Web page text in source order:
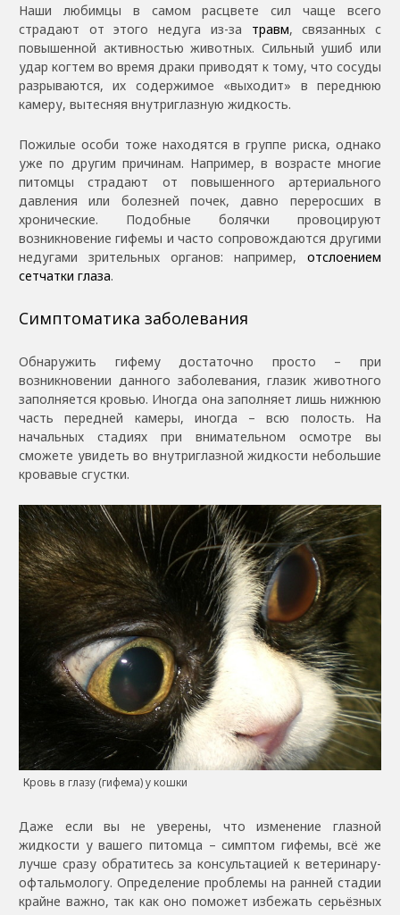
Наши любимцы в самом расцвете сил чаще всего
страдают от этого недуга из-за травм, связанных с
повышенной активностью животных. Сильный ушиб или
удар когтем во время драки приводят к тому, что сосуды
разрываются, их содержимое «выходит» в переднюю
камеру, вытесняя внутриглазную жидкость.
Пожилые особи тоже находятся в группе риска, однако
уже по другим причинам. Например, в возрасте многие
питомцы страдают от повышенного артериального
давления или болезней почек, давно переросших в
хронические. Подобные болячки провоцируют
возникновение гифемы и часто сопровождаются другими
недугами зрительных органов: например, отслоением
сетчатки глаза.
Симптоматика заболевания
Обнаружить гифему достаточно просто – при
возникновении данного заболевания, глазик животного
заполняется кровью. Иногда она заполняет лишь нижнюю
часть передней камеры, иногда – всю полость. На
начальных стадиях при внимательном осмотре вы
сможете увидеть во внутриглазной жидкости небольшие
кровавые сгустки.
Кровь в глазу (гифема) у кошки
Даже если вы не уверены, что изменение глазной
жидкости у вашего питомца – симптом гифемы, всё же
лучше сразу обратитесь за консультацией к ветеринару-
офтальмологу. Определение проблемы на ранней стадии
крайне важно, так как оно поможет избежать серьёзных